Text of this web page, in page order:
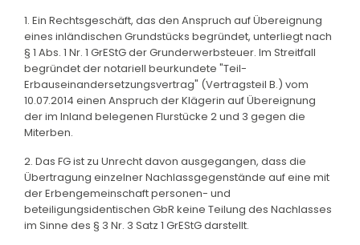
1. Ein Rechtsgeschäft, das den Anspruch auf Übereignung
eines inländischen Grundstücks begründet, unterliegt nach
§ 1 Abs. 1 Nr. 1 GrEStG der Grunderwerbsteuer. Im Streitfall
begründet der notariell beurkundete "Teil-
Erbauseinandersetzungsvertrag" (Vertragsteil B.) vom
10.07.2014 einen Anspruch der Klägerin auf Übereignung
der im Inland belegenen Flurstücke 2 und 3 gegen die
Miterben.
2. Das FG ist zu Unrecht davon ausgegangen, dass die
Übertragung einzelner Nachlassgegenstände auf eine mit
der Erbengemeinschaft personen- und
beteiligungsidentischen GbR keine Teilung des Nachlasses
im Sinne des § 3 Nr. 3 Satz 1 GrEStG darstellt.